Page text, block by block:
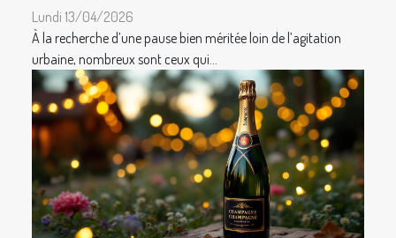
Lundi 13/04/2026
À la recherche d’une pause bien méritée loin de l’agitation
urbaine, nombreux sont ceux qui...